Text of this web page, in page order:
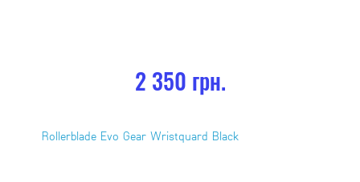
2 350 грн.
Rollerblade Evo Gear Wristquard Black